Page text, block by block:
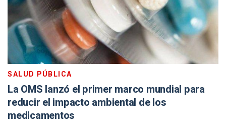
SALUD PÚBLICA
La OMS lanzó el primer marco mundial para
reducir el impacto ambiental de los
medicamentos